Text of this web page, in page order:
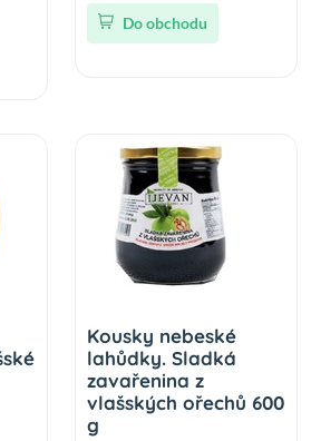
Do obchodu
Kousky nebeské
lahůdky. Sladká
zavařenina z
vlašských ořechů 600
g